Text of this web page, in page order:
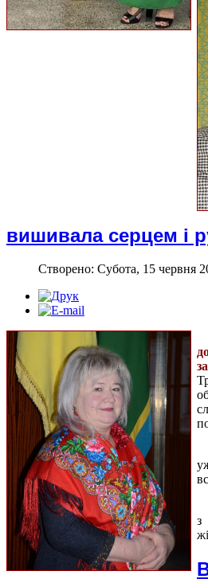
вишивала серцем і
Створено: Субота, 15 червня
з